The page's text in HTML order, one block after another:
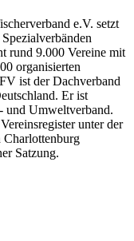
e.V. setzt
rund 9.000 Vereine mit
organisierten
ist der Dachverband
Er ist
und Umweltverband.
unter der
Satzung.